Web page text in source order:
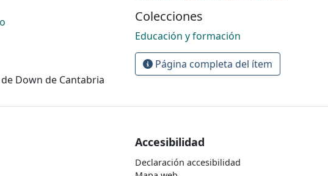
Down de Cantabria
Colecciones
Educación y formación
Página completa del ítem
Accesibilidad
Declaración accesibilidad